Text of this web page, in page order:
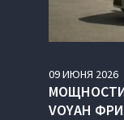
09ИЮНЯ 2026
VOYAH